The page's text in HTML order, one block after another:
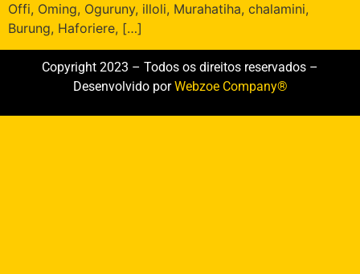
Offi, Oming, Oguruny, illoli, Murahatiha, chalamini,
Burung, Haforiere, […]
Copyright 2023 – Todos os direitos reservados –
Desenvolvido porWebzoe Company®